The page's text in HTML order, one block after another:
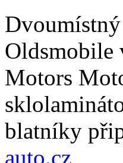
Oldsmobile
Motors
blatníky
auto.cz